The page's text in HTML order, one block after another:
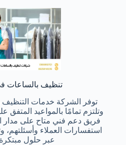
تنظيف بالساعات
توفر الشركة خدمات التنظيف
وتلتزم تمامًا بالمواعيد المتفق
فريق دعم فني متاح على مدار
استفسارات العملاء وأسئلتهم،
عبر حلول